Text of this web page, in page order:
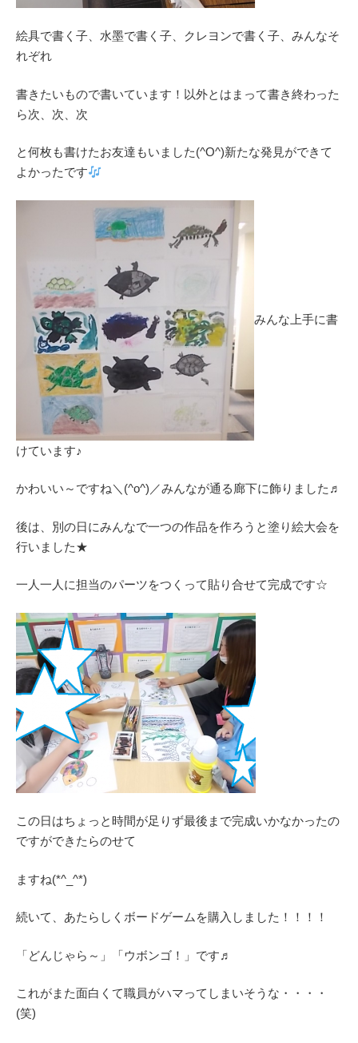
絵具で書く子、水墨で書く子、クレヨンで書く子、みんなそ
れぞれ
書きたいもので書いています！以外とはまって書き終わった
ら次、次、次
と何枚も書けたお友達もいました(^O^)新たな発見ができて
よかったです
みんな上手に書
けています♪
かわいい～ですね＼(^o^)／みんなが通る廊下に飾りました♬
後は、別の日にみんなで一つの作品を作ろうと塗り絵大会を
行いました★
一人一人に担当のパーツをつくって貼り合せて完成です☆
この日はちょっと時間が足りず最後まで完成いかなかったの
ですができたらのせて
ますね(*^_^*)
続いて、あたらしくボードゲームを購入しました！！！！
「どんじゃら～」「ウボンゴ！」です♬
これがまた面白くて職員がハマってしまいそうな・・・・
(笑)